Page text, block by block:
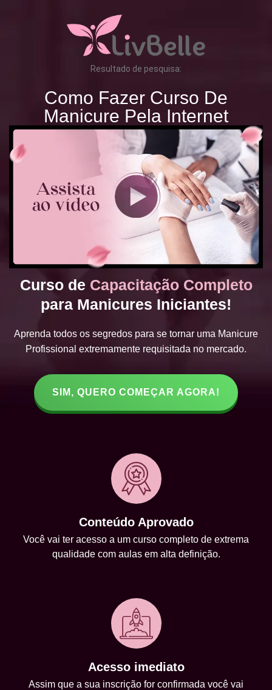
Resultado de pesquisa:
Como Fazer Curso De
Manicure Pela Internet
Curso de Capacitação Completo
para Manicures Iniciantes!
Aprenda todos os segredos para se tornar uma Manicure
Profissional extremamente requisitada no mercado.
SIM, QUERO COMEÇAR AGORA!
Conteúdo Aprovado
Você vai ter acesso a um curso completo de extrema
qualidade com aulas em alta definição.
Acesso imediato
Assim que a sua inscrição for confirmada você vai